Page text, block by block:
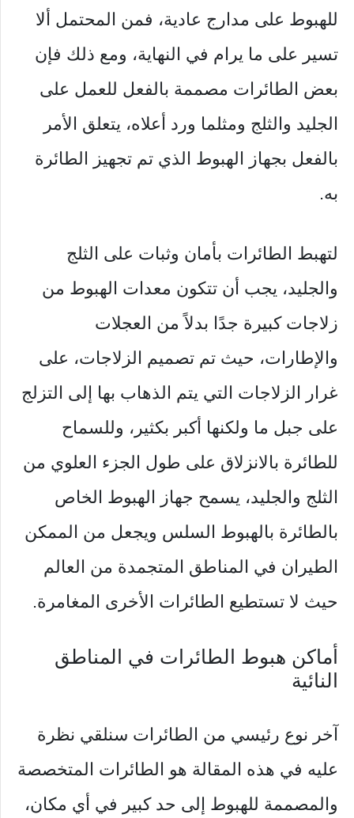
للهبوط على مدارج عادية، فمن المحتمل ألا
تسير على ما يرام في النهاية، ومع ذلك فإن
بعض الطائرات مصممة بالفعل للعمل على
الجليد والثلج ومثلما ورد أعلاه، يتعلق الأمر
بالفعل بجهاز الهبوط الذي تم تجهيز الطائرة
به.
لتهبط الطائرات بأمان وثبات على الثلج
والجليد، يجب أن تتكون معدات الهبوط من
زلاجات كبيرة جدًا بدلاً من العجلات
والإطارات، حيث تم تصميم الزلاجات، على
غرار الزلاجات التي يتم الذهاب بها إلى التزلج
على جبل ما ولكنها أكبر بكثير، وللسماح
للطائرة بالانزلاق على طول الجزء العلوي من
الثلج والجليد، يسمح جهاز الهبوط الخاص
بالطائرة بالهبوط السلس ويجعل من الممكن
الطيران في المناطق المتجمدة من العالم
حيث لا تستطيع الطائرات الأخرى المغامرة.
أماكن هبوط الطائرات في المناطق
النائية
آخر نوع رئيسي من الطائرات سنلقي نظرة
عليه في هذه المقالة هو الطائرات المتخصصة
والمصممة للهبوط إلى حد كبير في أي مكان،